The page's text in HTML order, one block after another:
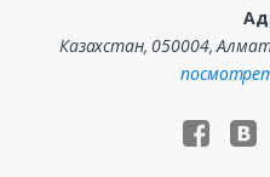
Казахстан, 050004,